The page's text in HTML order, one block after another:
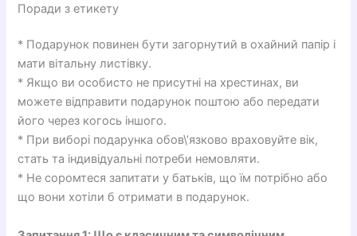
Поради з етикету
* Подарунок повинен бути загорнутий в охайний папір і
мати вітальну листівку.
* Якщо ви особисто не присутні на хрестинах, ви
можете відправити подарунок поштою або передати
його через когось іншого.
* При виборі подарунка обов\’язково враховуйте вік,
стать та індивідуальні потреби немовляти.
* Не соромтеся запитати у батьків, що їм потрібно або
що вони хотіли б отримати в подарунок.